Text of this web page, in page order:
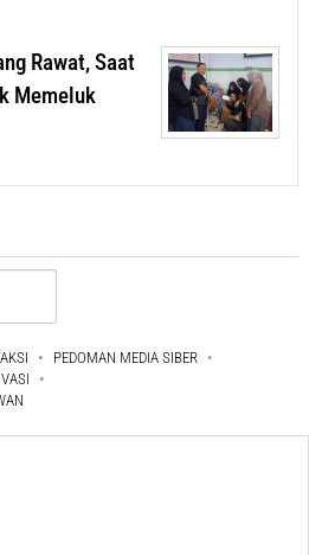
Rawat, Saat
Memeluk
PEDOMAN MEDIA SIBER